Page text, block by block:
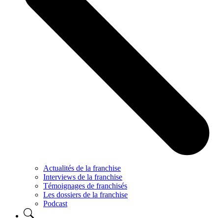
Actualités de la franchise
Interviews de la franchise
Témoignages de franchisés
Les dossiers de la franchise
Podcast